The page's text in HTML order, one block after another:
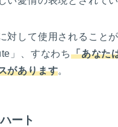
対して使用されること
」、すなわち「あなた
があります。
ート